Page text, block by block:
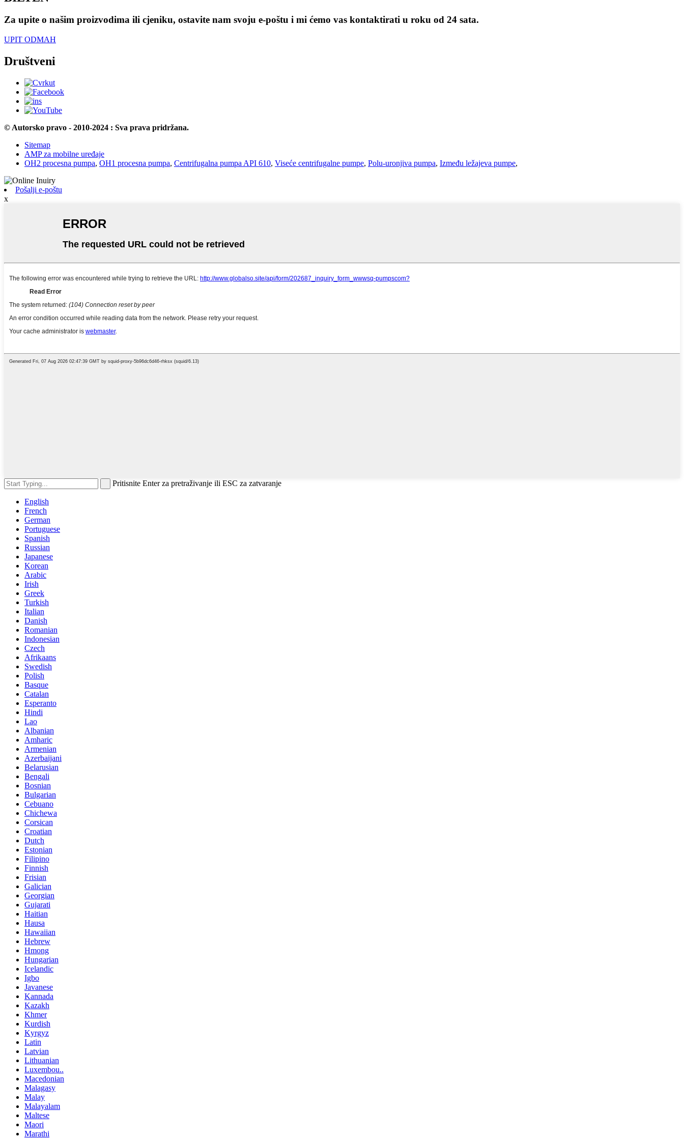
Za upite o našim proizvodima ili cjeniku, ostavite nam svoju e-poštu i mi ćemo vas kontaktirati u roku od 24 sata.
UPIT ODMAH
Društveni
© Autorsko pravo - 2010-2024 : Sva prava pridržana.
Sitemap
AMP za mobilne uređaje
OH2 procesna pumpa, OH1 procesna pumpa, Centrifugalna pumpa API 610, Viseće centrifugalne pumpe, Polu-uronjiva pumpa, Između ležajeva pumpe,
Pošalji e-poštu
x
Pritisnite Enter za pretraživanje ili ESC za zatvaranje
English
French
German
Portuguese
Spanish
Russian
Japanese
Korean
Arabic
Irish
Greek
Turkish
Italian
Danish
Romanian
Indonesian
Czech
Afrikaans
Swedish
Polish
Basque
Catalan
Esperanto
Hindi
Lao
Albanian
Amharic
Armenian
Azerbaijani
Belarusian
Bengali
Bosnian
Bulgarian
Cebuano
Chichewa
Corsican
Croatian
Dutch
Estonian
Filipino
Finnish
Frisian
Galician
Georgian
Gujarati
Haitian
Hausa
Hawaiian
Hebrew
Hmong
Hungarian
Icelandic
Igbo
Javanese
Kannada
Kazakh
Khmer
Kurdish
Kyrgyz
Latin
Latvian
Lithuanian
Luxembou..
Macedonian
Malagasy
Malay
Malayalam
Maltese
Maori
Marathi